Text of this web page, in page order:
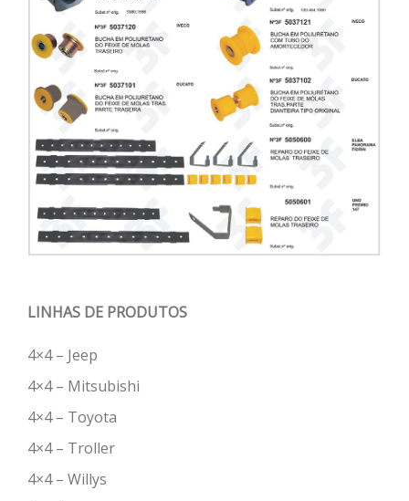
LINHAS DE PRODUTOS
4×4 – Jeep
4×4 – Mitsubishi
4×4 – Toyota
4×4 – Troller
4×4 – Willys